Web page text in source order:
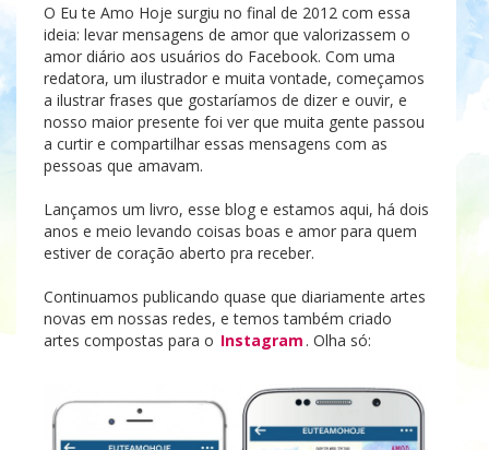
O Eu te Amo Hoje surgiu no final de 2012 com essa
ideia: levar mensagens de amor que valorizassem o
amor diário aos usuários do Facebook. Com uma
redatora, um ilustrador e muita vontade, começamos
a ilustrar frases que gostaríamos de dizer e ouvir, e
nosso maior presente foi ver que muita gente passou
a curtir e compartilhar essas mensagens com as
pessoas que amavam.
Lançamos um livro, esse blog e estamos aqui, há dois
anos e meio levando coisas boas e amor para quem
estiver de coração aberto pra receber.
Continuamos publicando quase que diariamente artes
novas em nossas redes, e temos também criado
artes compostas para o Instagram . Olha só: